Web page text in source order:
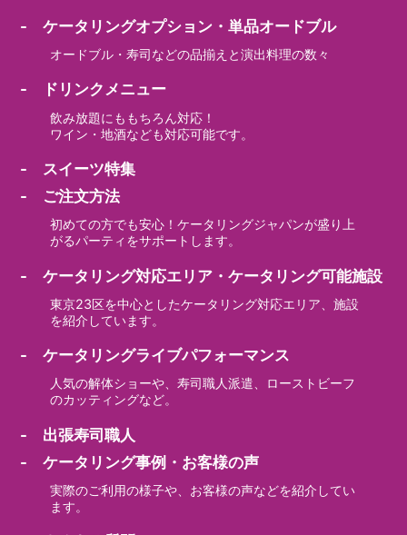
- ケータリングオプション・単品オードブル
オードブル・寿司などの品揃えと演出料理の数々
- ドリンクメニュー
飲み放題にももちろん対応！
ワイン・地酒なども対応可能です。
- スイーツ特集
- ご注文方法
初めての方でも安心！ケータリングジャパンが盛り上
がるパーティをサポートします。
- ケータリング対応エリア・ケータリング可能施設
東京23区を中心としたケータリング対応エリア、施設
を紹介しています。
- ケータリングライブパフォーマンス
人気の解体ショーや、寿司職人派遣、ローストビーフ
のカッティングなど。
- 出張寿司職人
- ケータリング事例・お客様の声
実際のご利用の様子や、お客様の声などを紹介してい
ます。